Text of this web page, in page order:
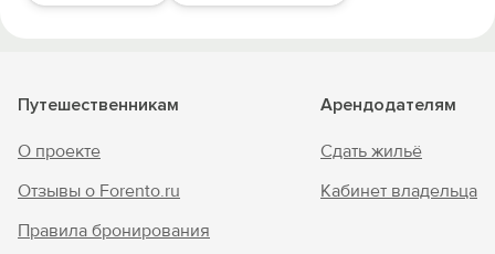
Путешественникам
О проекте
Отзывы о Forento.ru
Правила бронирования
Арендодателям
Сдать жильё
Кабинет владельца